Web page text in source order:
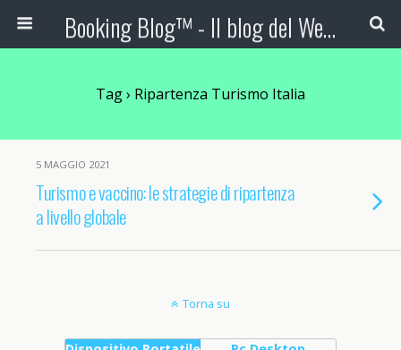
Booking Blog™ - Il blog del Web Marketing Turistico
Tag › Ripartenza Turismo Italia
5 MAGGIO 2021
Turismo e vaccino: le strategie di ripartenza
a livello globale
Torna su